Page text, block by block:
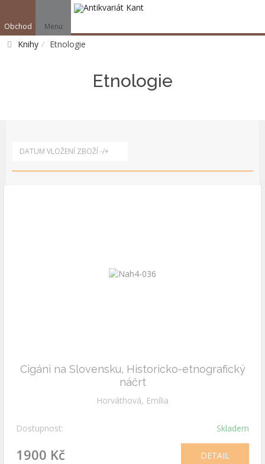
Obchod Menu
Knihy Etnologie
Etnologie
DATUM VLOŽENÍ ZBOŽÍ -/+
Cigáni na Slovensku, Historicko-etnografický
náčrt
Horváthová, Emília
Dostupnost: Skladem
1900 Kč DETAIL